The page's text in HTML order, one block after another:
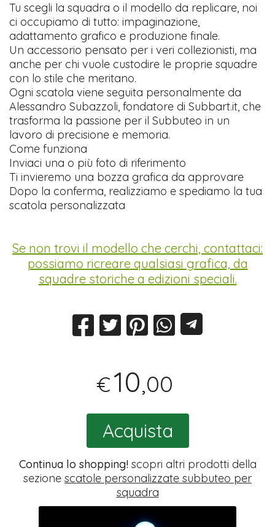
Tu scegli la squadra o il modello da replicare, noi
ci occupiamo di tutto: impaginazione,
adattamento grafico e produzione finale.
Un accessorio pensato per i veri collezionisti, ma
anche per chi vuole custodire le proprie squadre
con lo stile che meritano.
Ogni scatola viene seguita personalmente da
Alessandro Subazzoli, fondatore di Subbart.it, che
trasforma la passione per il Subbuteo in un
lavoro di precisione e memoria.
Come funziona
Inviaci una o più foto di riferimento
Ti invieremo una bozza grafica da approvare
Dopo la conferma, realizziamo e spediamo la tua
scatola personalizzata
Se non trovi il modello che cerchi, contattaci:
possiamo ricreare qualsiasi grafica, da
squadre storiche a edizioni speciali.
€10,00
Acquista
Continua lo shopping!scopri altri prodotti della
sezione scatole personalizzate subbuteo per
squadra